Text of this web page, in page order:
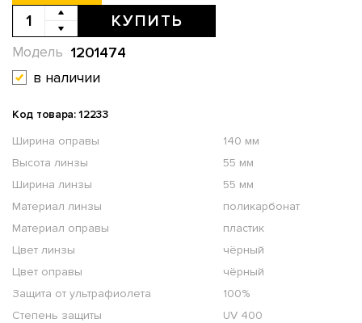
КУПИТЬ
1201474
Модель
в наличии
Код товара: 12233
Ширина оправы
140 мм
Высота линзы
55 мм
Ширина линзы
55 мм
Материал линзы
поликарбонат
Материал оправы
пластик
Цвет линзы
чёрный
Цвет оправы
чёрный
Защита от ультрафиолета
100%
Степень защиты
UV 400